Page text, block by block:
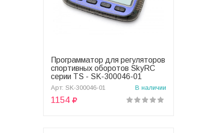
В корзину
Программатор для регуляторов
спортивных оборотов SkyRC
серии TS - SK-300046-01
Арт: SK-300046-01 В наличии
1154